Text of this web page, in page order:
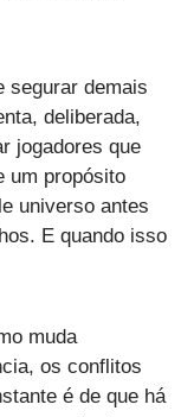
segurar demais
deliberada,
jogadores que
um propósito
universo antes
E quando isso
muda
os conflitos
é de que há